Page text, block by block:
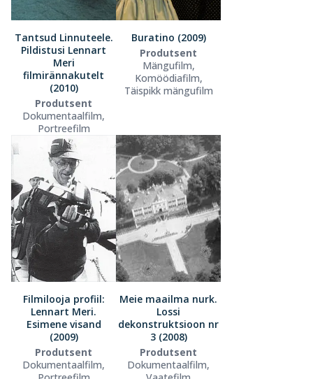
Tantsud Linnuteele.
Pildistusi Lennart
Meri
filmirännakutelt
(2010)
Produtsent
Dokumentaalfilm,
Portreefilm
Buratino (2009)
Produtsent
Mängufilm,
Komöödiafilm,
Täispikk mängufilm
Filmilooja profiil:
Lennart Meri.
Esimene visand
(2009)
Produtsent
Dokumentaalfilm,
Meie maailma nurk.
Lossi
dekonstruktsioon nr
3 (2008)
Produtsent
Dokumentaalfilm,